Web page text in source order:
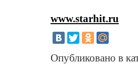
www.starhit.ru
Опубликовано в